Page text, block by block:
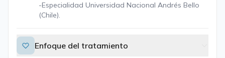
-Especialidad Universidad Nacional Andrés Bello
(Chile).
Enfoque del tratamiento